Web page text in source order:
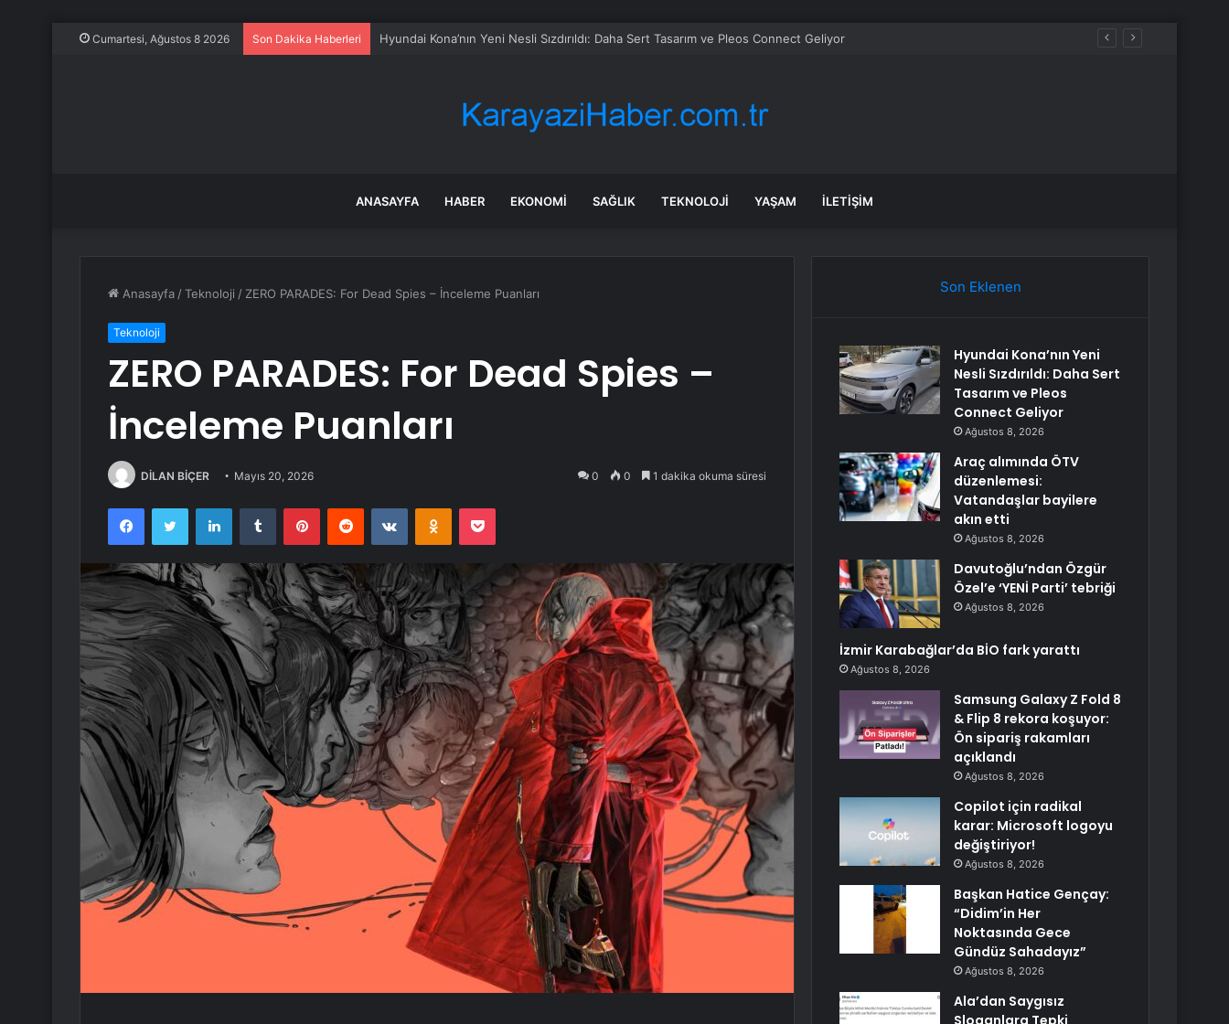
Cumartesi, Ağustos 8 2026 Son Dakika Haberleri Araç alımında ÖTV düzenlemesi: Vatandaşlar bayilere akın etti
ANASAYFA HABER EKONOMI SAĞLIK TEKNOLOJI YAŞAM İLETIŞIM
Anasayfa /Teknoloji / ZERO PARADES: For Dead Spies – İnceleme Puanları
Teknoloji
ZERO PARADES: For Dead Spies –
İnceleme Puanları
DİLAN BİÇER Mayıs 20, 2026 0 0 1 dakika okuma süresi
FacebookTwitter LinkedInTumblr PinterestReddit VKontakteOdnoklassniki
Pocket
Son Eklenen
Hyundai Kona’nın Yeni
Nesli Sızdırıldı: Daha Sert
Tasarım ve Pleos
Connect Geliyor
Ağustos 8, 2026
Araç alımında ÖTV
düzenlemesi:
Vatandaşlar bayilere
akın etti
Ağustos 8, 2026
Davutoğlu’ndan Özgür
Özel’e ‘YENİ Parti’ tebriği
Ağustos 8, 2026
İzmir Karabağlar’da BİO fark yarattı
Ağustos 8, 2026
Samsung Galaxy Z Fold 8
& Flip 8 rekora koşuyor:
Ön sipariş rakamları
açıklandı
Ağustos 8, 2026
Copilot için radikal
karar: Microsoft logoyu
değiştiriyor!
Ağustos 8, 2026
Başkan Hatice Gençay:
“Didim’in Her
Noktasında Gece
Gündüz Sahadayız”
Ağustos 8, 2026
Ala’dan Saygısız
Sloganlara Tepki